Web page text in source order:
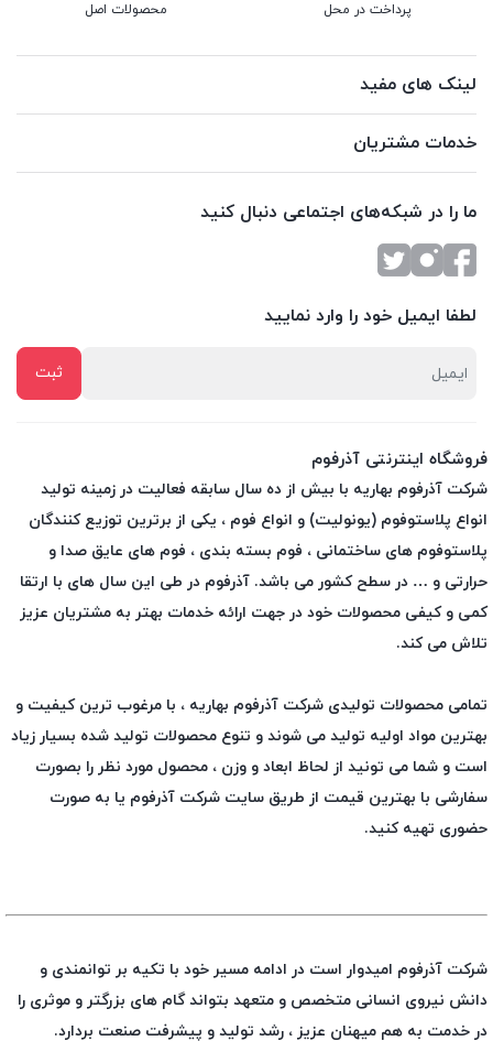
پرداخت در محل محصولات اصل
لینک های مفید
خدمات مشتریان
ما را در شبکه‌های اجتماعی دنبال کنید
لطفا ایمیل خود را وارد نمایید
فروشگاه اینترنتی آذرفوم
شرکت آذرفوم بهاریه با بیش از ده سال سابقه فعالیت در زمینه تولید
انواع پلاستوفوم (یونولیت) و انواع فوم ، یکی از برترین توزیع کنندگان
پلاستوفوم های ساختمانی ، فوم بسته بندی ، فوم های عایق صدا و
حرارتی و … در سطح کشور می باشد. آذرفوم در طی این سال های با ارتقا
کمی و کیفی محصولات خود در جهت ارائه خدمات بهتر به مشتریان عزیز
تلاش می کند.
تمامی محصولات تولیدی شرکت آذرفوم بهاریه ، با مرغوب ترین کیفیت و
بهترین مواد اولیه تولید می شوند و تنوع محصولات تولید شده بسیار زیاد
است و شما می تونید از لحاظ ابعاد و وزن ، محصول مورد نظر را بصورت
سفارشی با بهترین قیمت از طریق سایت شرکت آذرفوم یا به صورت
حضوری تهیه کنید.
شرکت آذرفوم امیدوار است در ادامه مسیر خود با تکیه بر توانمندی و
دانش نیروی انسانی متخصص و متعهد بتواند گام های بزرگتر و موثری را
در خدمت به هم میهنان عزیز ، رشد تولید و پیشرفت صنعت بردارد.